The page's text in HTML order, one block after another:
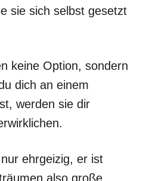
sie sich selbst gesetzt
keine Option, sondern
dich an einem
werden sie dir
ehrgeizig, er ist
also große